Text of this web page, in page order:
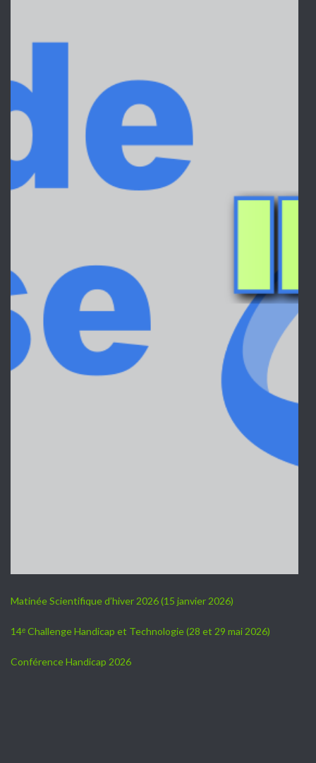
Matinée Scientifique d’hiver 2026 (15 janvier 2026)
14ᵉ Challenge Handicap et Technologie (28 et 29 mai 2026)
Conférence Handicap 2026